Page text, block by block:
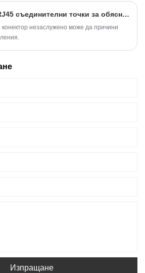
компютри.
Използването на RJ45 съединителни точки за обяснение!
незаслужено може да причини
Изпращане